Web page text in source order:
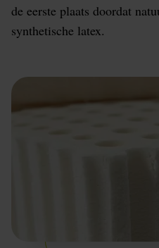
de eerste plaats doordat
synthetische latex.